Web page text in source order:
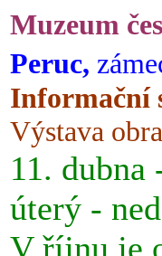
Muzeum
Peruc,
Informační
Výstava
11. dubna
úterý -
V říjnu je